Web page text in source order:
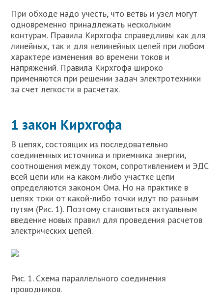
При обходе надо учесть, что ветвь и узел могут
одновременно принадлежать нескольким
контурам. Правила Кирхгофа справедливы как для
линейных, так и для нелинейных цепей при любом
характере изменения во времени токов и
напряжений. Правила Кирхгофа широко
применяются при решении задач электротехники
за счет легкости в расчетах.
1 закон Кирхгофа
В цепях, состоящих из последовательно
соединенных источника и приемника энергии,
соотношения между током, сопротивлением и ЭДС
всей цепи или на каком-либо участке цепи
определяются законом Ома. Но на практике в
цепях токи от какой-либо точки идут по разным
путям (Рис. 1). Поэтому становиться актуальным
введение новых правил для проведения расчетов
электрических цепей.
Рис. 1. Схема параллельного соединения
проводников.